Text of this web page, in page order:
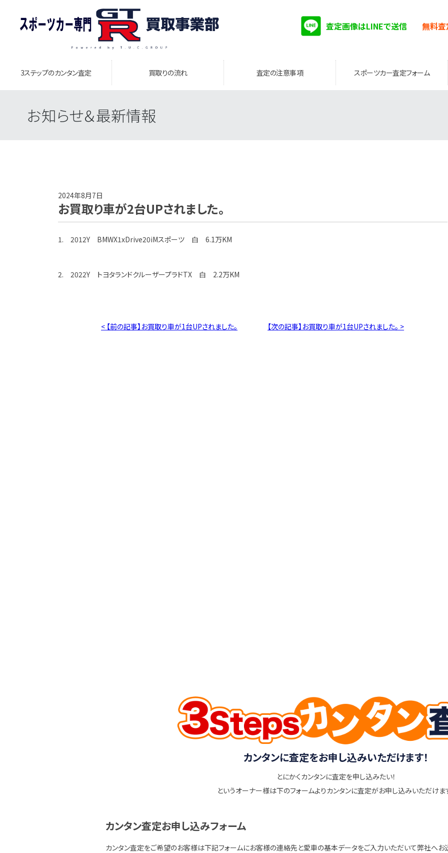
査定画像はLINEで送信 無料査
3ステップのカンタン査定 買取りの流れ 査定の注意事項 スポーツカー査定フォーム
お知らせ＆最新情報
2024年8月7日
お買取り車が2台UPされました。
1. 2012Y BMWX1xDrive20iMスポーツ 白 6.1万KM
2. 2022Y トヨタランドクルーザープラドTX 白 2.2万KM
< 【前の記事】お買取り車が1台UPされました。 【次の記事】お買取り車が1台UPされました。 >
カンタンに査定をお申し込みいただけます！
とにかくカンタンに査定を申し込みたい！
というオーナー様は下のフォームよりカンタンに査定がお申し込みいただけま
カンタン査定お申し込みフォーム
カンタン査定をご希望のお客様は下記フォームにお客様の連絡先と愛車の基本データをご入力いただいて弊社へお